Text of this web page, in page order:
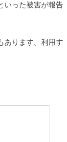
いった被害が報告
あります。利用す